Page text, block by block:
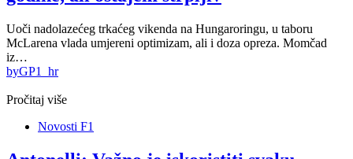
Uoči nadolazećeg trkaćeg vikenda na Hungaroringu, u taboru
McLarena vlada umjereni optimizam, ali i doza opreza. Momčad
iz…
byGP1_hr
Pročitaj više
Novosti F1